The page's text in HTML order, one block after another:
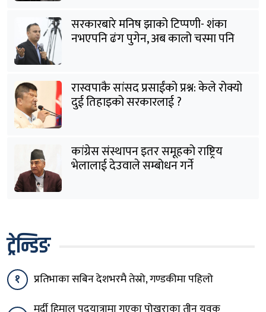
सरकारबारे मनिष झाको टिप्पणी- शंका
नभएपनि ढंग पुगेन, अब कालो चस्मा पनि
रास्वपाकै सांसद प्रसाईंको प्रश्न: केले रोक्यो
दुई तिहाइको सरकारलाई ?
कांग्रेस संस्थापन इतर समूहको राष्ट्रिय
भेलालाई देउवाले सम्बोधन गर्ने
ट्रेन्डिङ
१ प्रतिभाका सबिन देशभरमै तेस्रो, गण्डकीमा पहिलो